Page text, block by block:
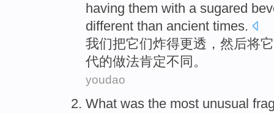
having them with a sugared
different than ancient times.
我们把它们炸得更透， 然后将
代的做法肯定不同 。
youdao
What was the most unusual